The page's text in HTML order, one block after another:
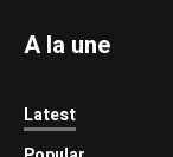
A la une
Latest